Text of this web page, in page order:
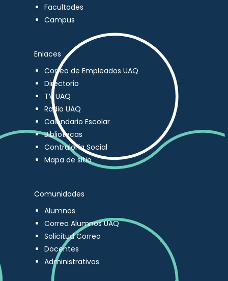
Facultades
Campus
Enlaces
Correo de Empleados UAQ
Directorio
TV UAQ
Radio UAQ
Calendario Escolar
Bibliotecas
Contraloría Social
Mapa de sitio
Comunidades
Alumnos
Correo Alumnos UAQ
Solicitud Correo
Docentes
Administrativos